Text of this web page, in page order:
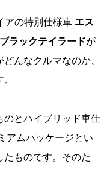
アの特別仕様車 エス
ラックテイラードが
んなクルマなのか、
のとハイブリッド車仕
アムパッケージとい
たものです。そのた